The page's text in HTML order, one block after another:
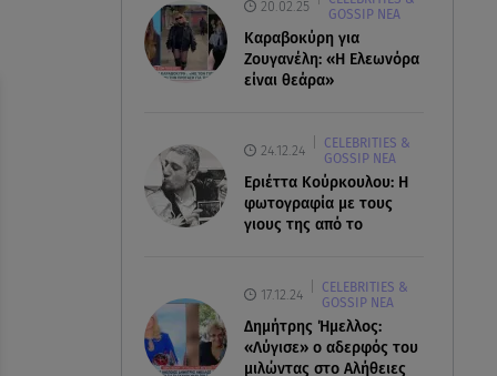
20.02.25
GOSSIP ΝΕΑ
Καραβοκύρη για
Ζουγανέλη: «Η Ελεωνόρα
είναι θεάρα»
24.12.24
CELEBRITIES &
GOSSIP ΝΕΑ
Εριέττα Κούρκουλου: Η
φωτογραφία με τους
γιους της από το
17.12.24
CELEBRITIES &
GOSSIP ΝΕΑ
Δημήτρης Ήμελλος:
«Λύγισε» ο αδερφός του
μιλώντας στο Αλήθειες